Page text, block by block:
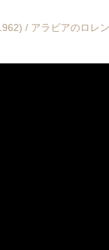
/ アラビアのロレ